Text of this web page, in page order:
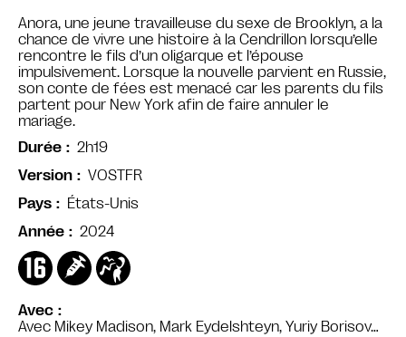
Avec
Avec Mikey Madison, Mark Eydelshteyn, Yuriy Borisov…
Anora, une jeune travailleuse du sexe de Brooklyn, a la
chance de vivre une histoire à la Cendrillon lorsqu’elle
rencontre le fils d’un oligarque et l’épouse
impulsivement. Lorsque la nouvelle parvient en Russie,
son conte de fées est menacé car les parents du fils
partent pour New York afin de faire annuler le
mariage.
Durée
2h19
Version
VOSTFR
Pays
États-Unis
Année
2024